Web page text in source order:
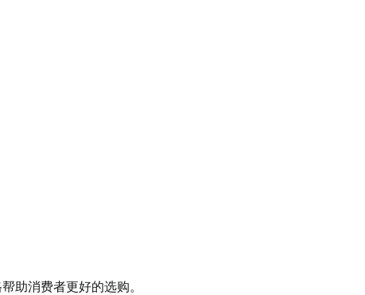
助消费者更好的选购。